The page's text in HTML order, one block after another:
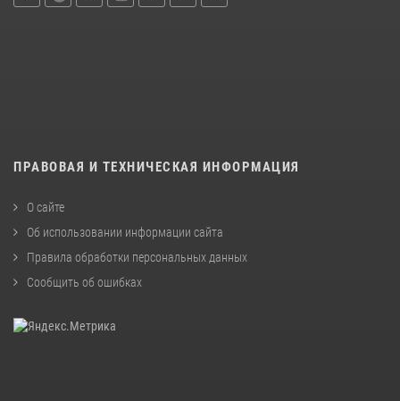
ПРАВОВАЯ И ТЕХНИЧЕСКАЯ ИНФОРМАЦИЯ
О сайте
Об использовании информации сайта
Правила обработки персональных данных
Сообщить об ошибках